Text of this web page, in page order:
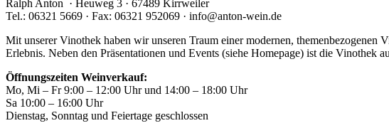
Ralph Anton · Heuweg 3 · 67489 Kirrweiler
Tel.: 06321 5669 · Fax: 06321 952069 · info@anton-wein.de
Mit unserer Vinothek haben wir unseren Traum einer modernen,
Erlebnis. Neben den Präsentationen und Events (siehe Homepage) ist die Vinothek
Öffnungszeiten Weinverkauf:
Mo, Mi – Fr 9:00 – 12:00 Uhr und 14:00 – 18:00 Uhr
Sa 10:00 – 16:00 Uhr
Dienstag, Sonntag und Feiertage geschlossen